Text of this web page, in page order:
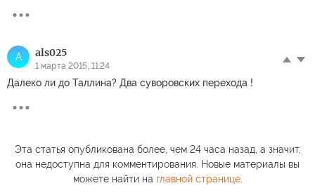
A als025
1 марта 2015, 11:24
Далеко ли до Таллина? Два суворовских перехода !
Эта статья опубликована более, чем 24 часа назад, а значит,
она недоступна для комментирования. Новые материалы вы
можете найти на главной странице.